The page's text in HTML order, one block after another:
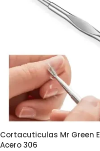
Cortacuticulas Mr Green
Acero 306